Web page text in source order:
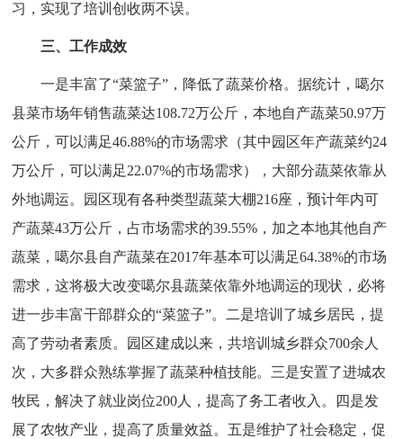
习，实现了培训创收两不误。
三、工作成效
一是丰富了“菜篮子”，降低了蔬菜价格。据统计，噶尔
县菜市场年销售蔬菜达108.72万公斤，本地自产蔬菜50.97万
公斤，可以满足46.88%的市场需求（其中园区年产蔬菜约24
万公斤，可以满足22.07%的市场需求），大部分蔬菜依靠从
外地调运。园区现有各种类型蔬菜大棚216座，预计年内可
产蔬菜43万公斤，占市场需求的39.55%，加之本地其他自产
蔬菜，噶尔县自产蔬菜在2017年基本可以满足64.38%的市场
需求，这将极大改变噶尔县蔬菜依靠外地调运的现状，必将
进一步丰富干部群众的“菜篮子”。二是培训了城乡居民，提
高了劳动者素质。园区建成以来，共培训城乡群众700余人
次，大多群众熟练掌握了蔬菜种植技能。三是安置了进城农
牧民，解决了就业岗位200人，提高了务工者收入。四是发
展了农牧产业，提高了质量效益。五是维护了社会稳定，促